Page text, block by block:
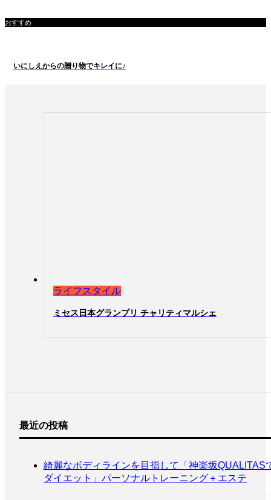
おすすめ
いにしえからの贈り物でキレイに♪
ライフスタイル
ミセス日本グランプリ チャリティマルシェ
最近の投稿
綺麗なボディラインを目指して「神楽坂QUALITAS
ダイエット」パーソナルトレーニング＋エステ